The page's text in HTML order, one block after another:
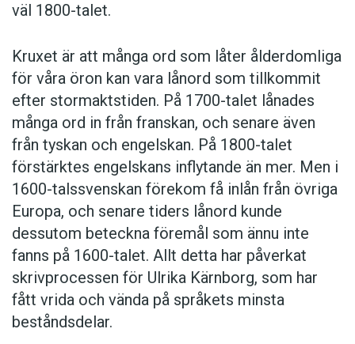
väl 1800-talet.
Kruxet är att många ord som låter ålderdomliga
för våra öron kan vara lånord som tillkommit
efter stormaktstiden. På 1700-talet lånades
många ord in från franskan, och senare även
från tyskan och engelskan. På 1800-talet
förstärktes engelskans inflytande än mer. Men i
1600-talssvenskan förekom få inlån från övriga
Europa, och senare tiders lånord kunde
dessutom beteckna föremål som ännu inte
fanns på 1600-talet. Allt detta har påverkat
skrivprocessen för Ulrika Kärnborg, som har
fått vrida och vända på språkets minsta
beståndsdelar.